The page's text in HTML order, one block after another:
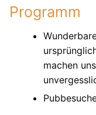
Programm
machen